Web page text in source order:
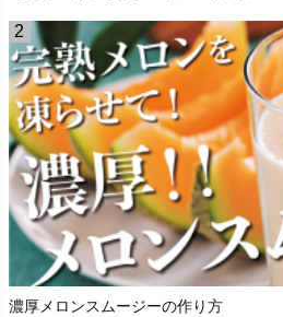
濃厚メロンスムージーの作り方